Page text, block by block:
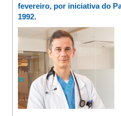
fevereiro, por iniciativa do
1992.